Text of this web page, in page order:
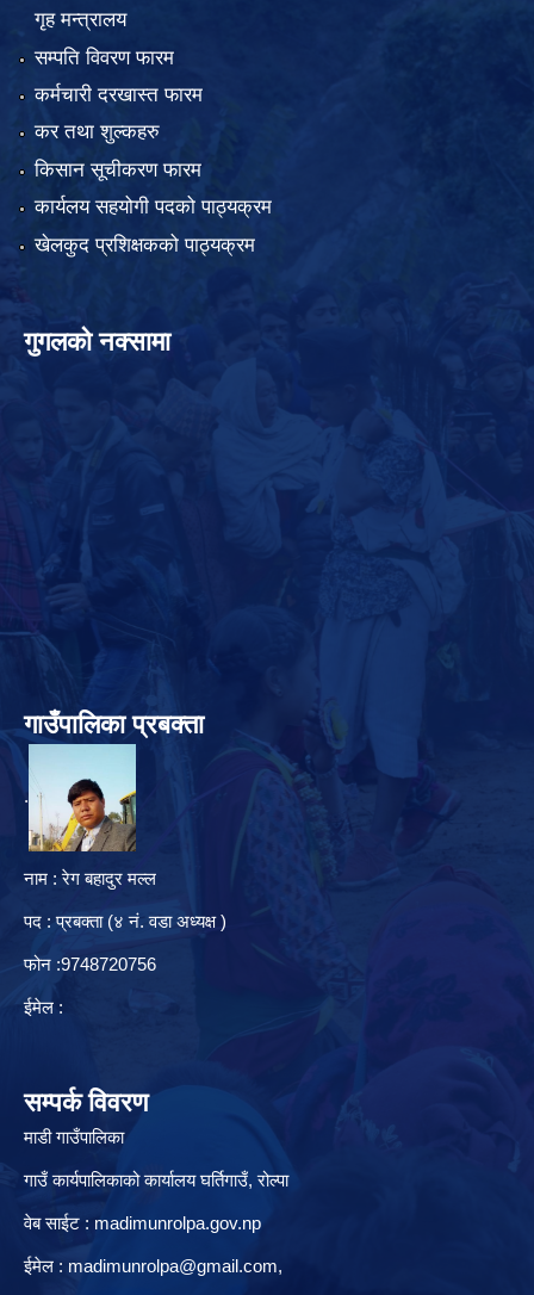
गृह मन्त्रालय
सम्पति विवरण फारम
कर्मचारी दरखास्त फारम
कर तथा शुल्कहरु
किसान सूचीकरण फारम
कार्यलय सहयोगी पदको पाठ्यक्रम
खेलकुद प्रशिक्षकको पाठ्यक्रम
गुगलको नक्सामा
गाउँपालिका प्रबक्ता
.
नाम : रेग बहादुर मल्ल
पद : प्रबक्ता (४ नं. वडा अध्यक्ष )
फोन :9748720756
ईमेल :
सम्पर्क विवरण
माडी गाउँपालिका
गाउँ कार्यपालिकाको कार्यालय घर्तिगाउँ, रो‍‍ल्पा
वेब साईट : madimunrolpa.gov.np
ईमेल : madimunrolpa@gmail.com,